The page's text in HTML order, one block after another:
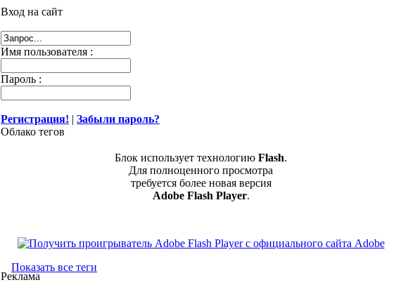
Вход на сайт
Имя пользователя :
Пароль :
Регистрация! | Забыли пароль?
Облако тегов
Блок использует технологию Flash.
Для полноценного просмотра
требуется более новая версия
Adobe Flash Player.
Показать все теги
Реклама